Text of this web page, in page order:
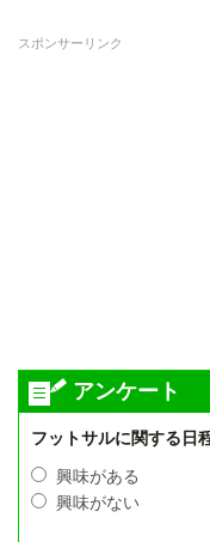
スポンサーリンク
アンケート
フットサルに関する日
興味がある
興味がない